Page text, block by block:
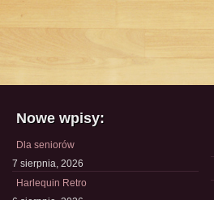
Nowe wpisy:
Dla seniorów
7 sierpnia, 2026
Harlequin Retro